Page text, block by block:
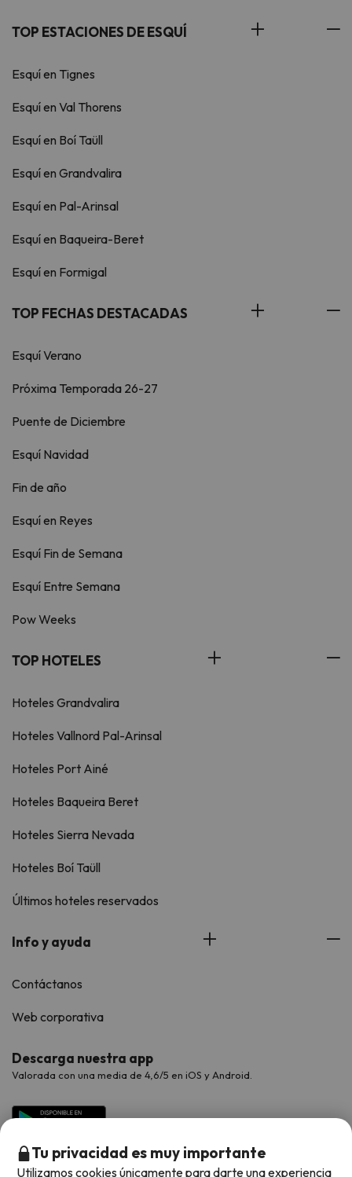
TOP ESTACIONES DE ESQUÍ
Esquí en Tignes
Esquí en Val Thorens
Esquí en Boí Taüll
Esquí en Grandvalira
Esquí en Pal-Arinsal
Esquí en Baqueira-Beret
Esquí en Formigal
TOP FECHAS DESTACADAS
Esquí Verano
Próxima Temporada 26-27
Puente de Diciembre
Esquí Navidad
Fin de año
Esquí en Reyes
Esquí Fin de Semana
Esquí Entre Semana
Pow Weeks
TOP HOTELES
Hoteles Grandvalira
Hoteles Vallnord Pal-Arinsal
Hoteles Port Ainé
Hoteles Baqueira Beret
Hoteles Sierra Nevada
Hoteles Boí Taüll
Últimos hoteles reservados
Info y ayuda
Contáctanos
Web corporativa
Descarga nuestra app
Valorada con una media de 4,6/5 en iOS y Android.
Tu privacidad es muy importante
Utilizamos cookies únicamente para darte una experiencia